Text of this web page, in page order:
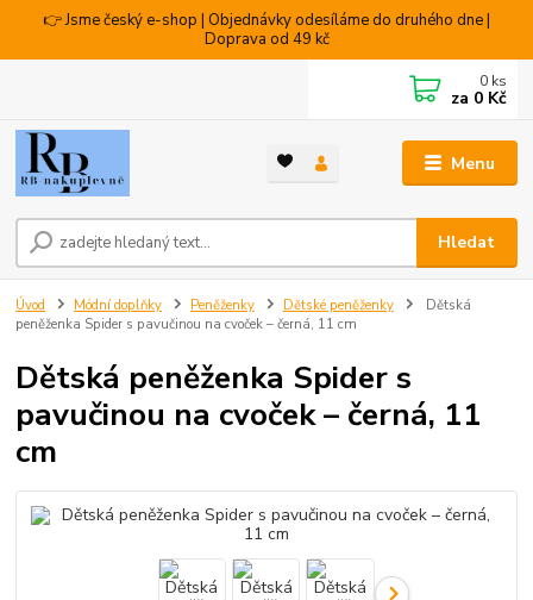
👉 Jsme český e-shop | Objednávky odesíláme do druhého dne |
Doprava od 49 kč
Menu
Hledat
0 ks
za 0 Kč
Úvod Módní doplňky Peněženky Dětské peněženky
Dětská
peněženka Spider s pavučinou na cvoček – černá, 11 cm
Dětská peněženka Spider s
pavučinou na cvoček – černá, 11
cm